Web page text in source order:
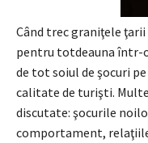
Când trec graniţele
pentru totdeauna într-
de tot soiul de şocuri
calitate de turişti.
discutate: şocurile
comportament,